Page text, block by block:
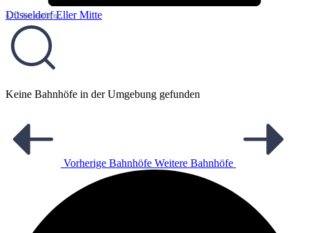
Düsseldorf Eller Mitte
4,87 km entfernt
Keine Bahnhöfe in der Umgebung gefunden
Vorherige Bahnhöfe Weitere Bahnhöfe